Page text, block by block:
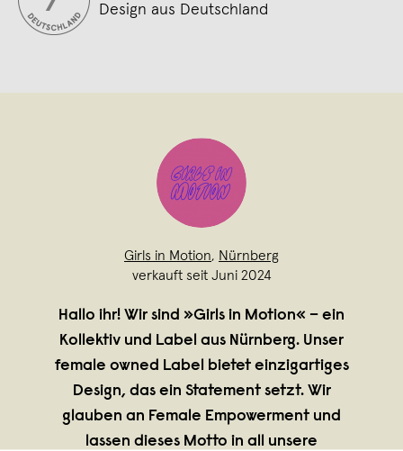
Design aus Deutschland
Girls in Motion, Nürnberg
verkauft seit Juni 2024
Hallo ihr! Wir sind »Girls in Motion« – ein
Kollektiv und Label aus Nürnberg. Unser
female owned Label bietet einzigartiges
Design, das ein Statement setzt. Wir
glauben an Female Empowerment und
lassen dieses Motto in all unsere